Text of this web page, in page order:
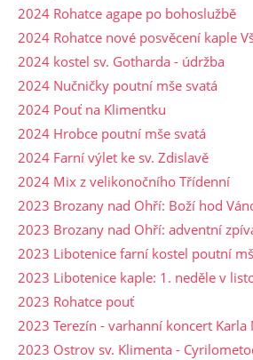
2024 Rohatce agape po bohoslužbě
2024 Rohatce nové posvěcení kaple
2024 kostel sv. Gotharda - údržba
2024 Nučničky poutní mše svatá
2024 Pouť na Klimentku
2024 Hrobce poutní mše svatá
2024 Farní výlet ke sv. Zdislavě
2024 Mix z velikonočního Třídenní
2023 Brozany nad Ohří: Boží hod
2023 Brozany nad Ohří: adventní
2023 Libotenice farní kostel poutní
2023 Libotenice kaple: 1. neděle v
2023 Rohatce pouť
2023 Terezín - varhanní koncert Karla
2023 Ostrov sv. Klimenta -